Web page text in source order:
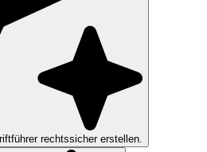
rechtssicher erstellen.